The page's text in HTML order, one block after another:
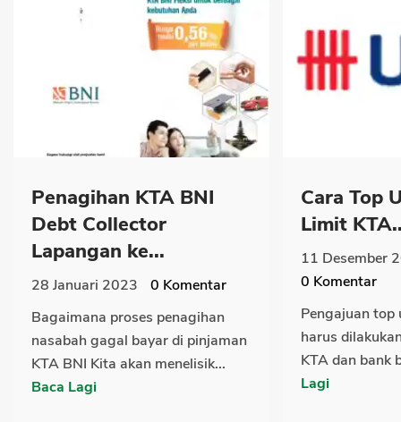
Penagihan KTA BNI
Debt Collector
Lapangan ke...
28 Januari 2023 0 Komentar
Bagaimana proses penagihan
nasabah gagal bayar di pinjaman
KTA BNI Kita akan menelisik...
Baca Lagi
Cara Top
Limit
11 Desember
0 Komentar
Pengajuan top
harus
KTA dan bank
Lagi